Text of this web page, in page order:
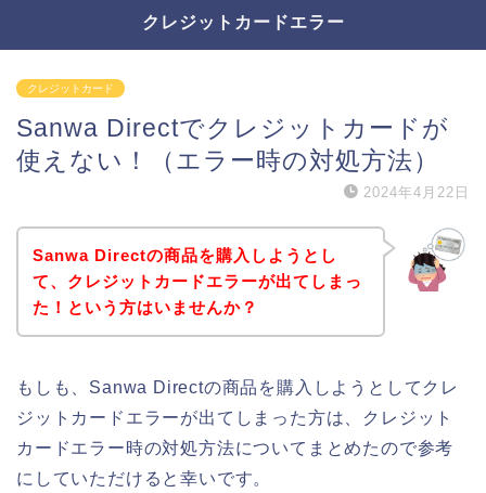
クレジットカードエラー
クレジットカード
Sanwa Directでクレジットカードが
使えない！（エラー時の対処方法）
2024年4月22日
Sanwa Directの商品を購入しようとし
て、クレジットカードエラーが出てしまっ
た！という方はいませんか？
もしも、Sanwa Directの商品を購入しようとしてクレ
ジットカードエラーが出てしまった方は、クレジット
カードエラー時の対処方法についてまとめたので参考
にしていただけると幸いです。